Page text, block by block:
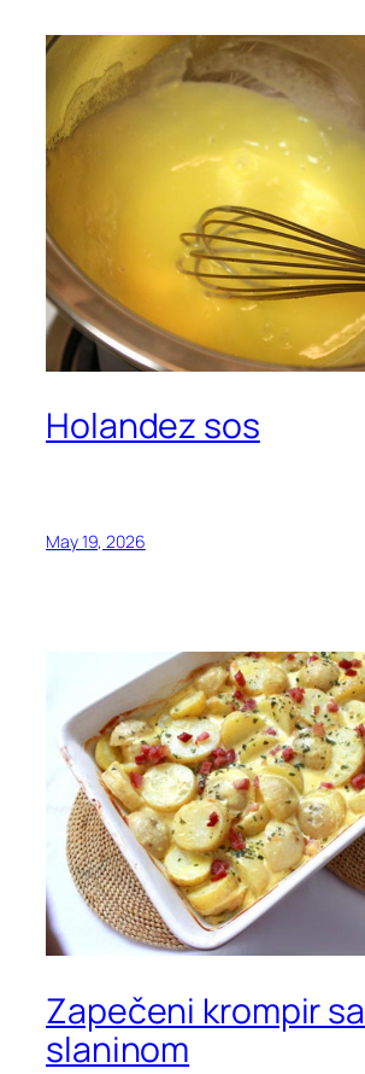
Holandez sos
May 19, 2026
Zapečeni krompir sa
slaninom